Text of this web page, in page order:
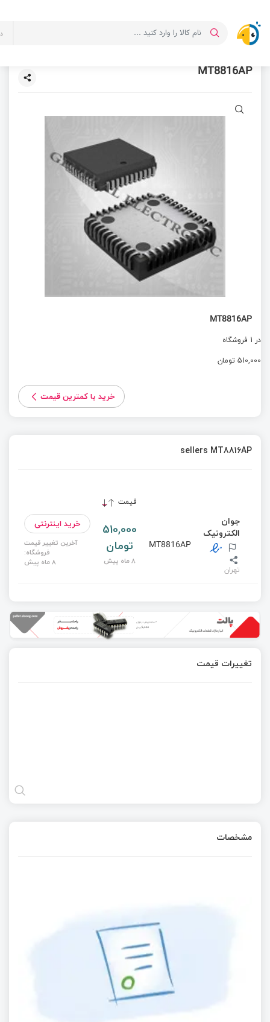
MT8816AP
MT8816AP
در 1 فروشگاه
510,000 تومان
خرید با کمترین قیمت
sellers MT8816AP
قیمت
جوان
الکترونیک
تهران
MT8816AP
510,000
تومان
8 ماه پیش
خرید اینترنتی
آخرین تغییر قیمت
فروشگاه:
8 ماه پیش
تغییرات قیمت
مشخصات